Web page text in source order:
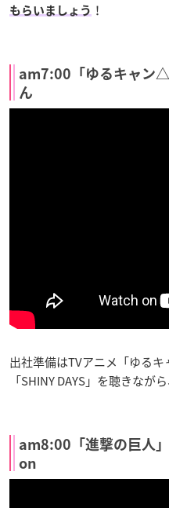
もらいましょう ！
am7:00「ゆるキャン△
ん
出社準備はTVアニメ「ゆる
「SHINY DAYS」を聴きながら
am8:00「進撃の巨人
on